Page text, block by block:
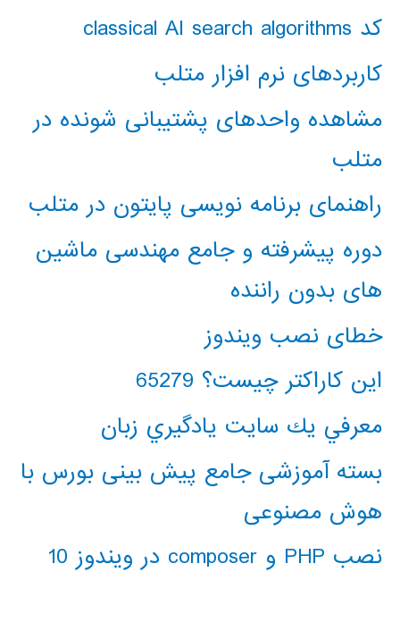
کد classical AI search algorithms
کاربردهای نرم افزار متلب
مشاهده واحدهای پشتیبانی شونده در
متلب
راهنمای برنامه نویسی پایتون در متلب
دوره پیشرفته و جامع مهندسی ماشین
های بدون راننده
خطای نصب ویندوز
این کاراکتر چیست؟ 65279
معرفي يك سايت يادگيري زبان
بسته آموزشی جامع پیش بینی بورس با
هوش مصنوعی
نصب PHP و composer در ویندوز 10